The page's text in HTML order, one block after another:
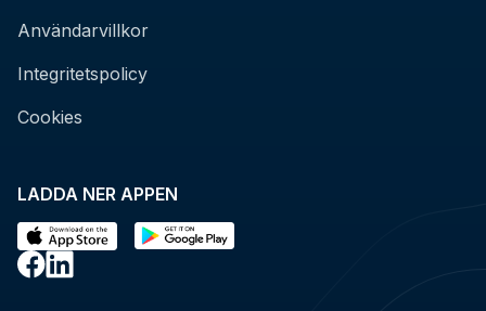
LADDA NER APPEN
Användarvillkor
Integritetspolicy
Cookies